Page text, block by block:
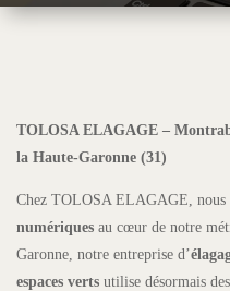
TOLOSA ELAGAGE –
la Haute-Garonne (31)
Chez TOLOSA ELAGAGE, nous
numériques au cœur de notre
Garonne, notre entreprise d’
espaces verts utilise désormais des